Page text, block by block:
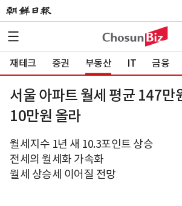
재테크 증권 부동산 IT 금융
서울 아파트 월세 평균 147
10만원 올라
월세지수 1년 새 10.3포인트 상승
전세의 월세화 가속화
월세 상승세 이어질 전망